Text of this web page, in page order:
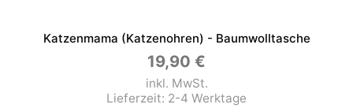
Katzenmama (Katzenohren) - Baumwolltasche
19,90 €
inkl. MwSt.
Lieferzeit: 2-4 Werktage